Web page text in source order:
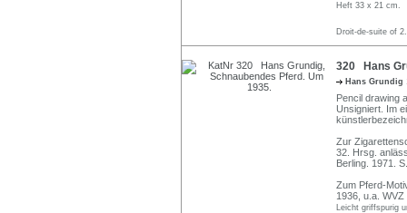
Heft 33 x 21 cm.
Droit-de-suite of
320 Hans
Hans Grundig
Pencil drawing
Unsigniert. Im
Zur
32. Hrsg.
Berling. 1971.
Zum Pferd-
1936, u.a.
Leicht griffspurig